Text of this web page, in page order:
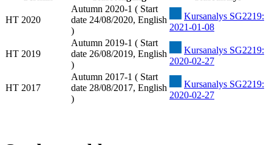
HT 2020
Autumn 2020-1 ( Start
date 24/08/2020, English
)
Kursanalys SG2219:
2021-01-08
HT 2019
Autumn 2019-1 ( Start
date 26/08/2019, English
)
Kursanalys SG2219:
2020-02-27
HT 2017
Autumn 2017-1 ( Start
date 28/08/2017, English
)
Kursanalys SG2219:
2020-02-27